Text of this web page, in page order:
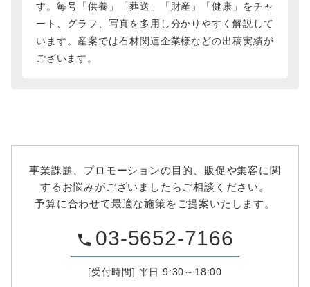
す。毎号「供養」「葬送」「財産」「健康」をチャ
ート、グラフ、写真を多用し分かりやすく解説して
います。産案では石材関連企業様などの出稿実績が
ございます。
事業課題、プロモーションの目的、販促や集客に関
するお悩みがございましたらご相談ください。
予算に合わせて最適な施策をご提案いたします。
phone 03-5652-7166
[受付時間] 平日 9:30～18:00